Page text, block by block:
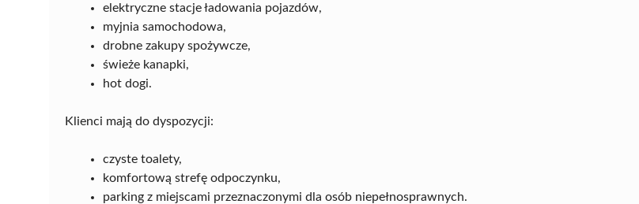
elektryczne stacje ładowania pojazdów,
myjnia samochodowa,
drobne zakupy spożywcze,
świeże kanapki,
hot dogi.
Klienci mają do dyspozycji:
czyste toalety,
komfortową strefę odpoczynku,
parking z miejscami przeznaczonymi dla osób niepełnosprawnych.